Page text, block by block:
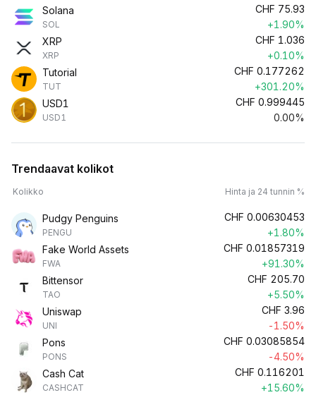
Solana
SOL
CHF 75.93
+1.90%
XRP
XRP
CHF 1.036
+0.10%
Tutorial
TUT
CHF 0.177262
+301.20%
USD1
USD1
CHF 0.999445
0.00%
Trendaavat kolikot
Kolikko Hinta ja 24 tunnin %
Pudgy Penguins
PENGU
CHF 0.00630453
+1.80%
Fake World Assets
FWA
CHF 0.01857319
+91.30%
Bittensor
TAO
CHF 205.70
+5.50%
Uniswap
UNI
CHF 3.96
-1.50%
Pons
PONS
CHF 0.03085854
-4.50%
Cash Cat
CASHCAT
CHF 0.116201
+15.60%